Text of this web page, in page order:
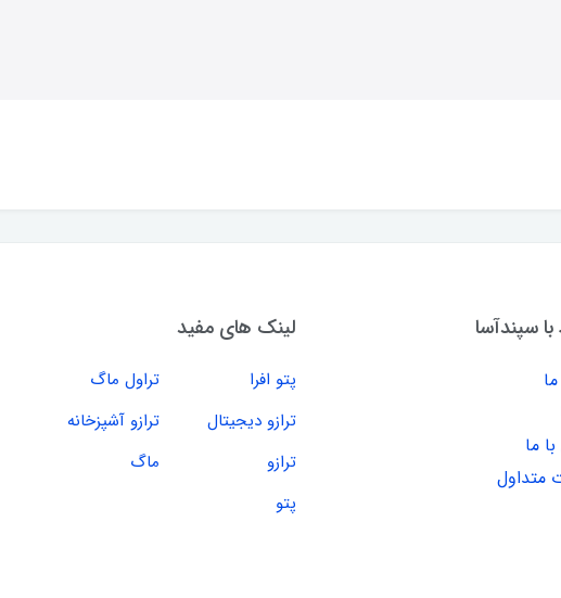
با سپندآسا
ما
متداول
لینک های مفید
پتو افرا
تراول ماگ
ترازو دیجیتال
ترازو آشپزخانه
ترازو
ماگ
پتو